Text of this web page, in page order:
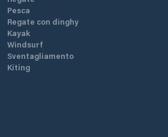
Pesca
Regate con dinghy
Kayak
Windsurf
Sventagliamento
Kiting